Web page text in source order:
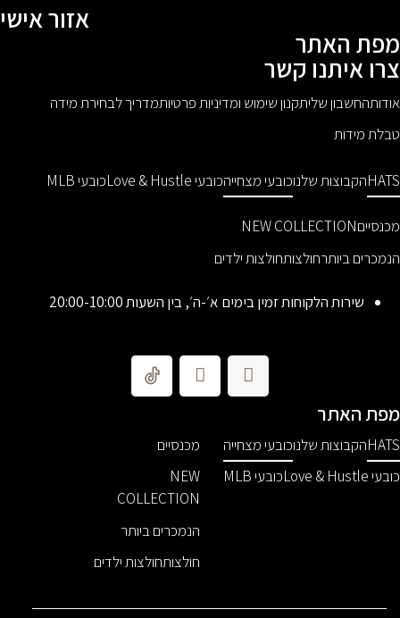
אזור אישי
מפת האתר
צרו איתנו קשר
אודותהחשבון שליתקנון שימוש ומדיניות פרטיותמדריך לבחירת מידה
טבלת מידות
HATSהקבוצות שלנוכובעי מצחייהכובעי Love & Hustle כובעי MLB
מכנסייםNEW COLLECTION
הנמכרים ביותרחולצותחולצות ילדים
שירות הלקוחות זמין בימים א׳-ה׳, בין השעות 20:00-10:00
מפת האתר
HATSהקבוצות שלנוכובעי מצחייה
כובעי Love & Hustle
כובעי MLB
מכנסיים
NEW
COLLECTION
הנמכרים ביותר
חולצותחולצות ילדים